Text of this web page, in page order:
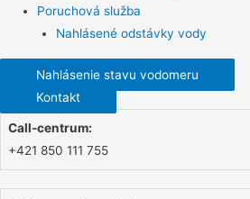
Poruchová služba
Nahlásené odstávky vody
Nahlásenie stavu vodomeru
Kontakt
Call-centrum:
+421 850 111 755